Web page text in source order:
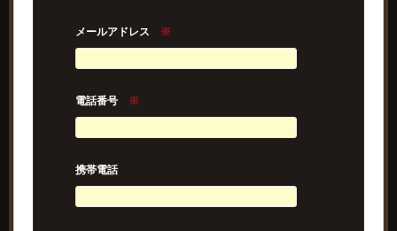
メールアドレス ※
電話番号 ※
携帯電話